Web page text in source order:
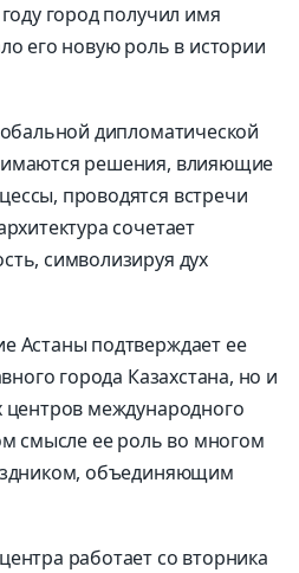
город получил имя
его новую роль в истории
дипломатической
решения, влияющие
проводятся встречи
сочетает
символизируя дух
Астаны подтверждает ее
города Казахстана, но и
центров международного
смысле ее роль во многом
объединяющим
работает со вторника